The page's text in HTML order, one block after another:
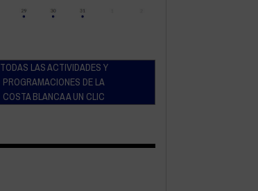
TODAS LAS ACTIVIDADES Y
PROGRAMACIONES DE LA
COSTA BLANCA A UN CLIC